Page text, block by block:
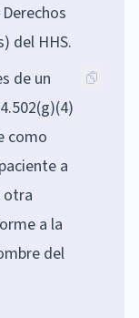
del HHS.
de un
como
a
otra
a la
del